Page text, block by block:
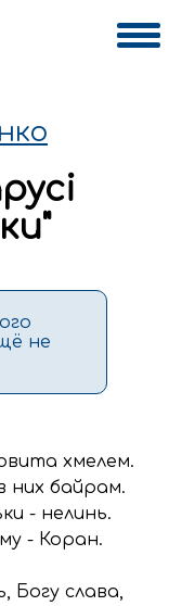
"
не
хмелем.
них байрам.
- нелинь.
- Коран.
слава,